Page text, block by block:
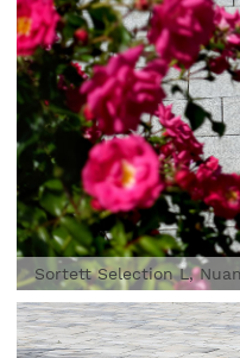
Sortett Selection L,